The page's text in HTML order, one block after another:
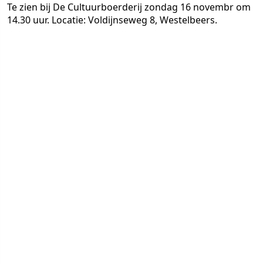
Te zien bij De Cultuurboerderij zondag 16 novembr om
14.30 uur. Locatie: Voldijnseweg 8, Westelbeers.